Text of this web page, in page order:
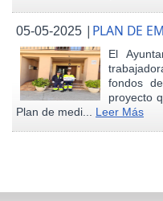
05-05-2025 | PLAN DE
El
fondos
proyecto
Plan de medi... Leer Más